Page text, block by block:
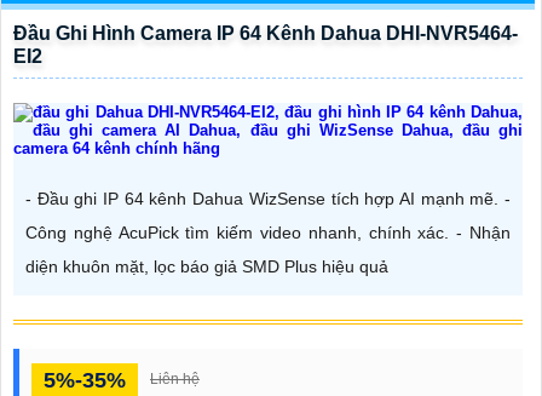
Đầu Ghi Hình Camera IP 64 Kênh Dahua DHI-NVR5464-
EI2
- Đầu ghi IP 64 kênh Dahua WizSense tích hợp AI mạnh mẽ. -
Công nghệ AcuPick tìm kiếm video nhanh, chính xác. - Nhận
diện khuôn mặt, lọc báo giả SMD Plus hiệu quả
5%-35% Liên hệ